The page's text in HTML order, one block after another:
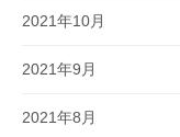
2021年10月
2021年9月
2021年8月